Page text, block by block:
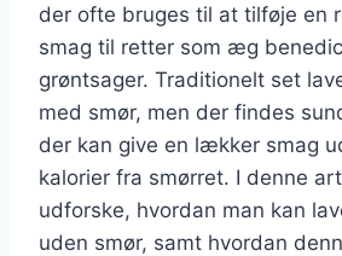
der ofte bruges til at tilføje en
smag til retter som æg
grøntsager. Traditionelt set
med smør, men der findes
der kan give en lækker smag
kalorier fra smørret. I denne
udforske, hvordan man kan
uden smør, samt hvordan